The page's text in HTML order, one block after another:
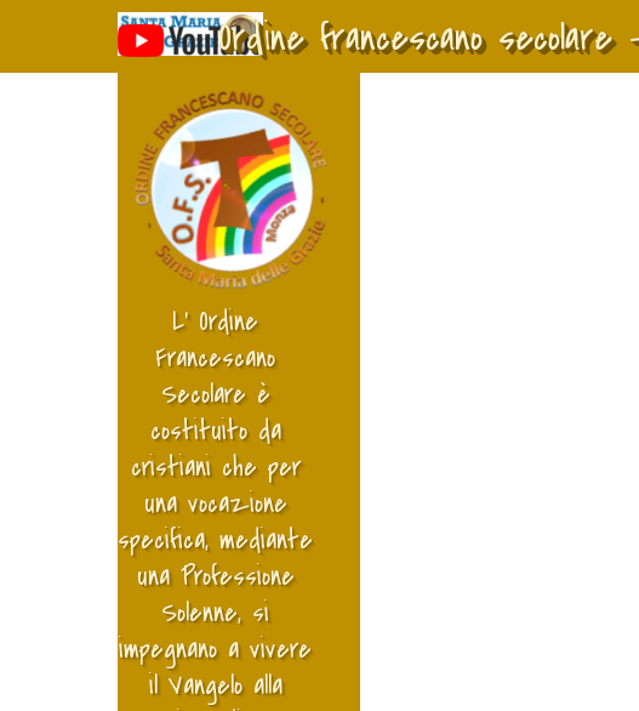
Vai ai contenuti
Ordine francescano
L’ Ordine
Francescano
Secolare è
costituito da
cristiani che per
una vocazione
specifica, mediante
una Professione
Solenne, si
impegnano a vivere
il Vangelo alla